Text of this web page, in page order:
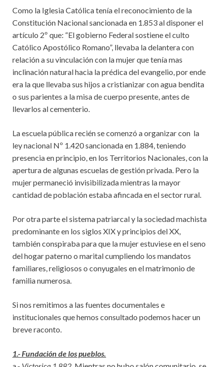
Como la Iglesia Católica tenía el reconocimiento de la
Constitución Nacional sancionada en 1.853 al disponer el
artículo 2º que: “El gobierno Federal sostiene el culto
Católico Apostólico Romano”, llevaba la delantera con
relación a su vinculación con la mujer que tenía mas
inclinación natural hacia la prédica del evangelio, por ende
era la que llevaba sus hijos a cristianizar con agua bendita
o sus parientes a la misa de cuerpo presente, antes de
llevarlos al cementerio.
La escuela pública recién se comenzó a organizar con la
ley nacional Nº 1.420 sancionada en 1.884, teniendo
presencia en principio, en los Territorios Nacionales, con la
apertura de algunas escuelas de gestión privada. Pero la
mujer permaneció invisibilizada mientras la mayor
cantidad de población estaba afincada en el sector rural.
Por otra parte el sistema patriarcal y la sociedad machista
predominante en los siglos XIX y principios del XX,
también conspiraba para que la mujer estuviese en el seno
del hogar paterno o marital cumpliendo los mandatos
familiares, religiosos o conyugales en el matrimonio de
familia numerosa.
Si nos remitimos a las fuentes documentales e
institucionales que hemos consultado podemos hacer un
breve raconto.
1.- Fundación de los pueblos.